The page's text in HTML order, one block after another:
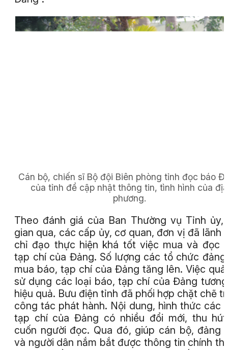
Cán bộ, chiến sĩ Bộ đội Biên phòng tỉnh đọc báo
của tỉnh để cập nhật thông tin, tình hình của địa
phương.
Theo đánh giá của Ban Thường vụ Tỉnh ủy,
gian qua, các cấp ủy, cơ quan, đơn vị đã lãnh
chỉ đạo thực hiện khá tốt việc mua và đọc
tạp chí của Đảng. Số lượng các tổ chức
mua báo, tạp chí của Đảng tăng lên. Việc
sử dụng các loại báo, tạp chí của Đảng
hiệu quả. Bưu điện tỉnh đã phối hợp chặt chẽ
công tác phát hành. Nội dung, hình thức các
tạp chí của Đảng có nhiều đổi mới, thu
cuốn người đọc. Qua đó, giúp cán bộ, đảng
và người dân nắm bắt được thông tin chính